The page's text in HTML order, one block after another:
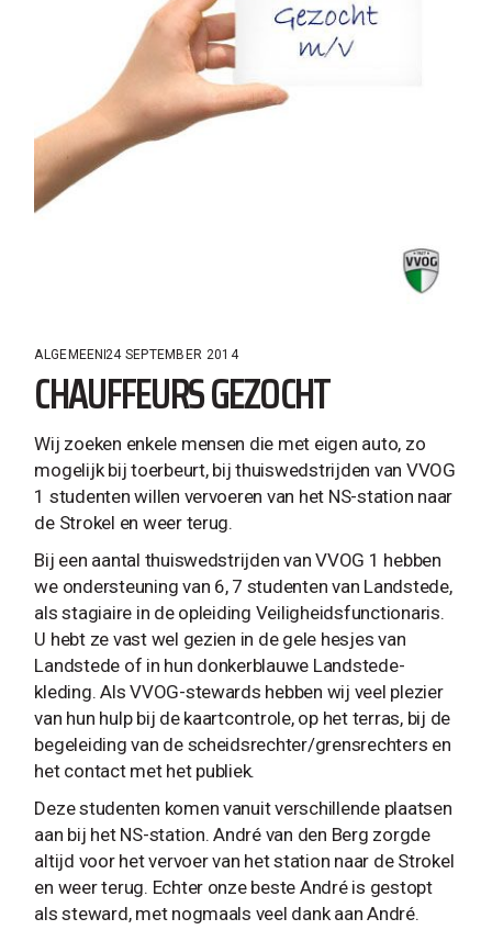
ALGEMEEN 24 SEPTEMBER 2014
CHAUFFEURS GEZOCHT
Wij zoeken enkele mensen die met eigen auto, zo
mogelijk bij toerbeurt, bij thuiswedstrijden van VVOG
1 studenten willen vervoeren van het NS-station naar
de Strokel en weer terug.
Bij een aantal thuiswedstrijden van VVOG 1 hebben
we ondersteuning van 6, 7 studenten van Landstede,
als stagiaire in de opleiding Veiligheidsfunctionaris.
U hebt ze vast wel gezien in de gele hesjes van
Landstede of in hun donkerblauwe Landstede-
kleding. Als VVOG-stewards hebben wij veel plezier
van hun hulp bij de kaartcontrole, op het terras, bij de
begeleiding van de scheidsrechter/grensrechters en
het contact met het publiek.
Deze studenten komen vanuit verschillende plaatsen
aan bij het NS-station. André van den Berg zorgde
altijd voor het vervoer van het station naar de Strokel
en weer terug. Echter onze beste André is gestopt
als steward, met nogmaals veel dank aan André.